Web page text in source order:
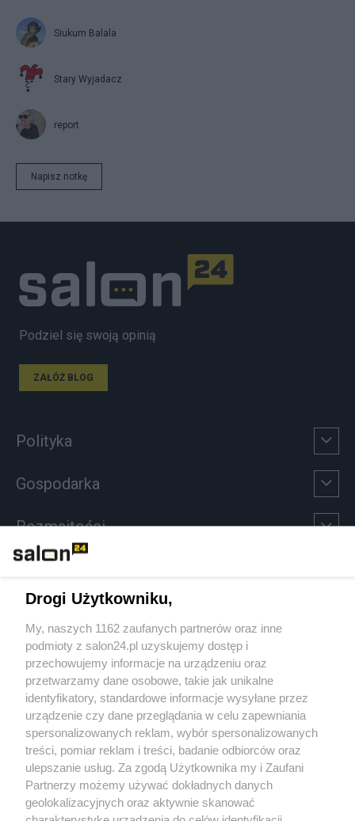
Siukum Balala
Stary Wyjadacz
report
Napisz notkę
Podziel się swoją opinią
ZAŁÓŻ BLOG
Polityka
Gospodarka
Rozmaitości
Sport
Społeczeństwo
Kultura
X Facebook Instagram Youtube
Drogi Użytkowniku,
My, naszych 1162 zaufanych partnerów oraz inne
podmioty z salon24.pl uzyskujemy dostęp i
przechowujemy informacje na urządzeniu oraz
przetwarzamy dane osobowe, takie jak unikalne
identyfikatory, standardowe informacje wysyłane przez
urządzenie czy dane przeglądania w celu zapewniania
spersonalizowanych reklam, wybór spersonalizowanych
treści, pomiar reklam i treści, badanie odbiorców oraz
ulepszanie usług. Za zgodą Użytkownika my i Zaufani
Partnerzy możemy używać dokładnych danych
geolokalizacyjnych oraz aktywnie skanować